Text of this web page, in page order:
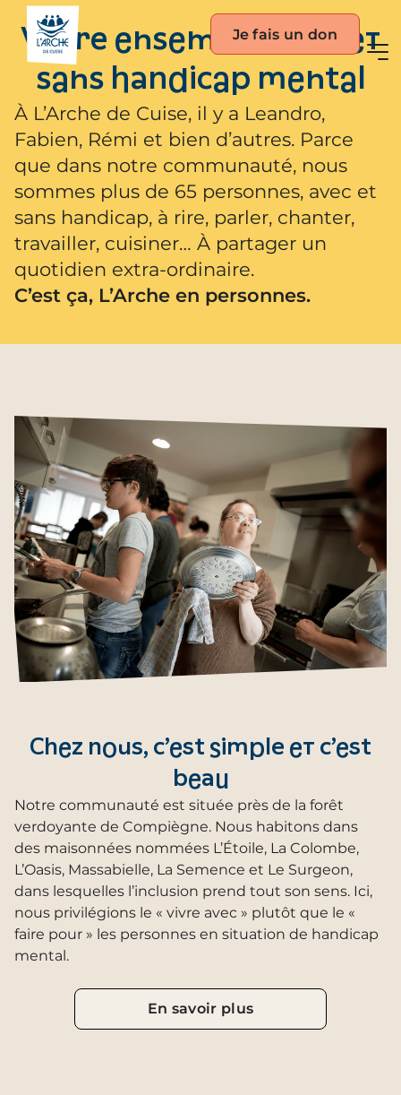
Je fais un don
Vivre ensemble avec et
sans handicap mental
À L’Arche de Cuise, il y a Leandro,
Fabien, Rémi et bien d’autres. Parce
que dans notre communauté, nous
sommes plus de 65 personnes, avec et
sans handicap, à rire, parler, chanter,
travailler, cuisiner… À partager un
quotidien extra-ordinaire.
C’est ça, L’Arche en personnes.
Chez nous, c’est simple et c’est
beau
Notre communauté est située près de la forêt
verdoyante de Compiègne. Nous habitons dans
des maisonnées nommées L’Étoile, La Colombe,
L’Oasis, Massabielle, La Semence et Le Surgeon,
dans lesquelles l’inclusion prend tout son sens. Ici,
nous privilégions le « vivre avec » plutôt que le «
faire pour » les personnes en situation de handicap
mental.
En savoir plus